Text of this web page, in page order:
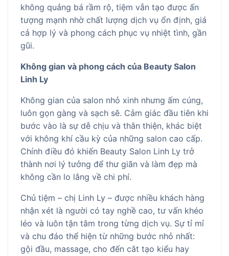
không quảng bá rầm rộ, tiệm vẫn tạo được ấn
tượng mạnh nhờ chất lượng dịch vụ ổn định, giá
cả hợp lý và phong cách phục vụ nhiệt tình, gần
gũi.
Không gian và phong cách của Beauty Salon
Linh Ly
Không gian của salon nhỏ xinh nhưng ấm cúng,
luôn gọn gàng và sạch sẽ. Cảm giác đầu tiên khi
bước vào là sự dễ chịu và thân thiện, khác biệt
với không khí cầu kỳ của những salon cao cấp.
Chính điều đó khiến Beauty Salon Linh Ly trở
thành nơi lý tưởng để thư giãn và làm đẹp mà
không cần lo lắng về chi phí.
Chủ tiệm – chị Linh Ly – được nhiều khách hàng
nhận xét là người có tay nghề cao, tư vấn khéo
léo và luôn tận tâm trong từng dịch vụ. Sự tỉ mỉ
và chu đáo thể hiện từ những bước nhỏ nhất:
gội đầu, massage, cho đến cắt tạo kiểu hay